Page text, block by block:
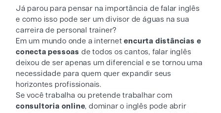
Já parou para pensar na importância de falar inglês
e como isso pode ser um divisor de águas na sua
carreira de personal trainer?
Em um mundo onde a internetencurta distâncias e
conecta pessoas de todos os cantos, falar inglês
deixou de ser apenas um diferencial e se tornou uma
necessidade para quem quer expandir seus
horizontes profissionais.
Se você trabalha ou pretende trabalhar com
consultoria online, dominar o inglês pode abrir